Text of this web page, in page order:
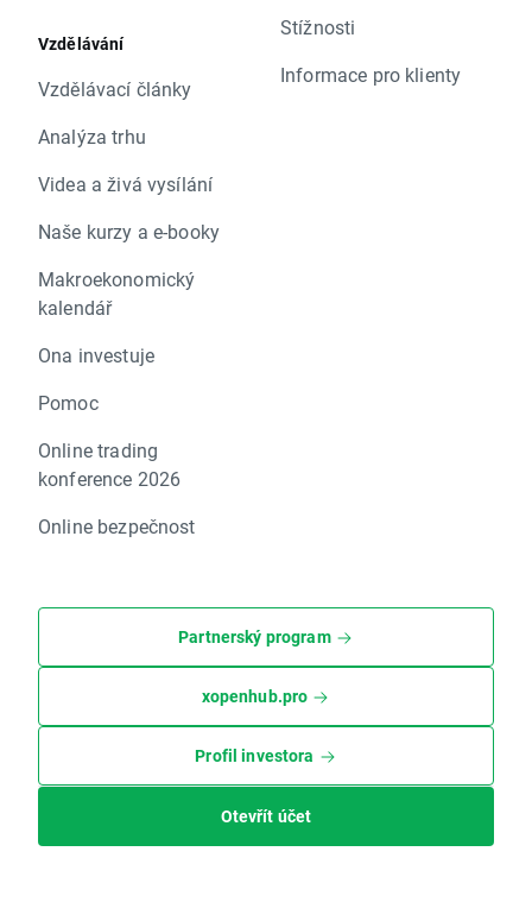
Vzdělávání
Vzdělávací články
Analýza trhu
Videa a živá vysílání
Naše kurzy a e-booky
Makroekonomický
kalendář
Ona investuje
Pomoc
Online trading
konference 2026
Online bezpečnost
Stížnosti
Informace pro klienty
Partnerský program
xopenhub.pro
Profil investora
Otevřít účet